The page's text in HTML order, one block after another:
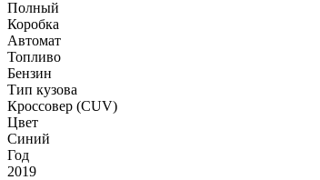
Полный
Коробка
Автомат
Топливо
Бензин
Тип кузова
Кроссовер (CUV)
Цвет
Синий
Год
2019